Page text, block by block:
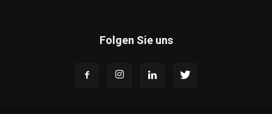
Folgen Sie uns